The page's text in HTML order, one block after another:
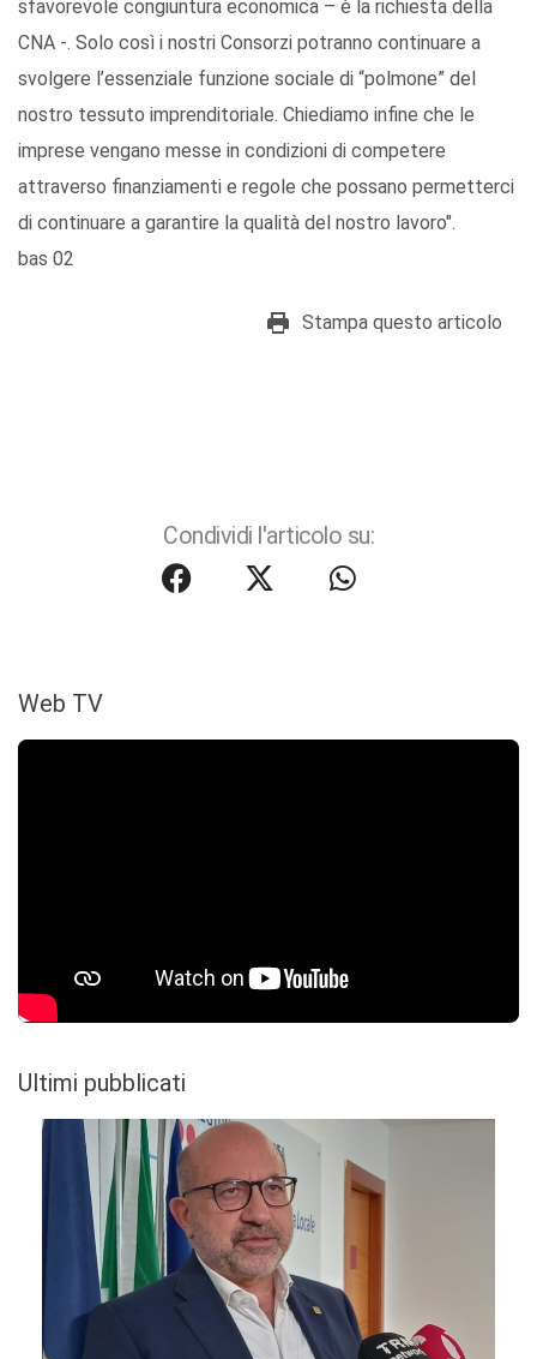
sfavorevole congiuntura economica – è la richiesta della
CNA -. Solo così i nostri Consorzi potranno continuare a
svolgere l’essenziale funzione sociale di “polmone” del
nostro tessuto imprenditoriale. Chiediamo infine che le
imprese vengano messe in condizioni di competere
attraverso finanziamenti e regole che possano permetterci
di continuare a garantire la qualità del nostro lavoro".
bas 02
Stampa questo articolo
Condividi l'articolo su:
Web TV
Ultimi pubblicati